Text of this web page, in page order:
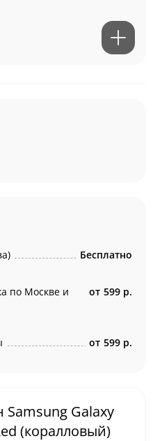
Бесплатно
по Москве и
от 599 р.
от 599 р.
Galaxy
(коралловый)